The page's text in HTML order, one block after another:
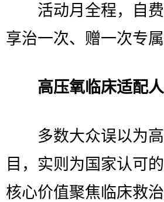
活动月全程，自费
享治一次、赠一次专属
高压氧临床适配
多数大众误以为高
目，实则为国家认可
核心价值聚焦临床救